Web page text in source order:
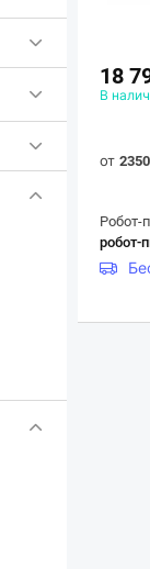
18
В
от
Робот-
робот-